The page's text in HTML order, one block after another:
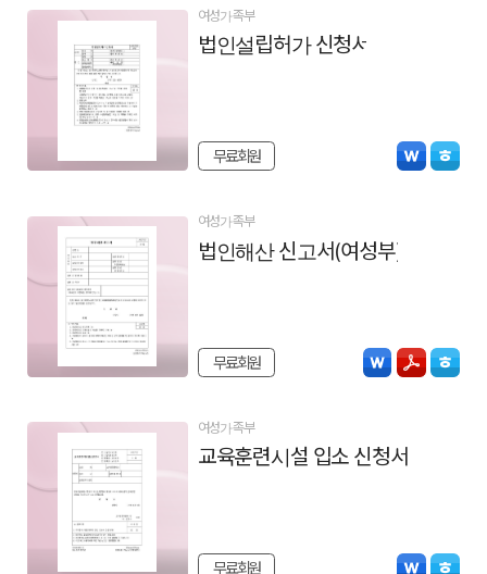
여성가족부
법인설립허가 신청서
무료회원
여성가족부
법인해산 신고서(여성부)
무료회원
여성가족부
교육훈련시설 입소 신청서
무료회원